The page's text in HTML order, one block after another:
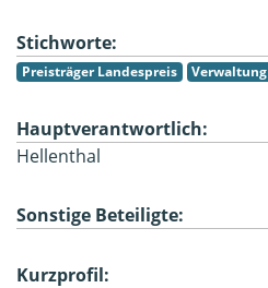
Stichworte:
Preisträger Landespreis Verwaltung
Hauptverantwortlich:
Hellenthal
Sonstige Beteiligte:
Kurzprofil: